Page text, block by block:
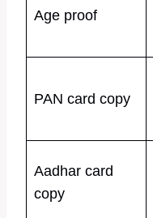
Age proof
PAN card copy
Aadhar card
copy